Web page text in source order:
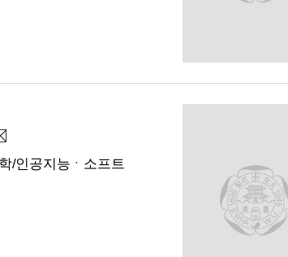
/인공지능ㆍ소프트